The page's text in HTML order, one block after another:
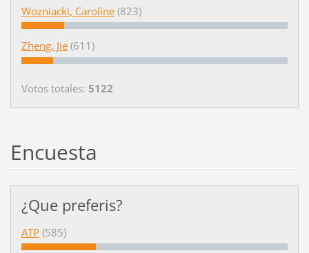
Wozniacki, Caroline (823)
Zheng, Jie (611)
Votos totales: 5122
Encuesta
¿Que preferis?
ATP (585)